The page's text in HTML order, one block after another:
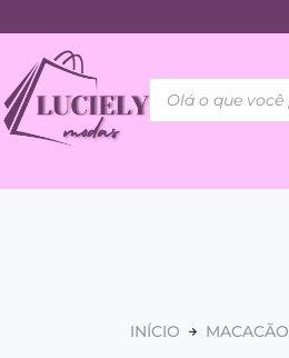
INÍCIO MACACÃO